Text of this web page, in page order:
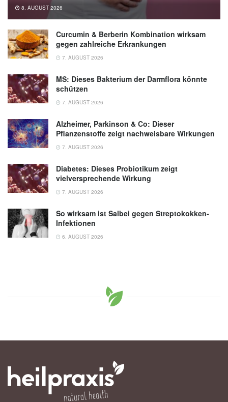
8. AUGUST 2026
Curcumin & Berberin Kombination wirksam
gegen zahlreiche Erkrankungen
7. AUGUST 2026
MS: Dieses Bakterium der Darmflora könnte
schützen
7. AUGUST 2026
Alzheimer, Parkinson & Co: Dieser
Pflanzenstoffe zeigt nachweisbare Wirkungen
7. AUGUST 2026
Diabetes: Dieses Probiotikum zeigt
vielversprechende Wirkung
7. AUGUST 2026
So wirksam ist Salbei gegen Streptokokken-
Infektionen
6. AUGUST 2026